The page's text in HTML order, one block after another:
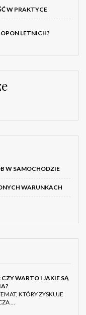
W PRAKTYCE
LETNICH?
W SAMOCHODZIE
WARUNKACH
WARTO I JAKIE SĄ
KTÓRY ZYSKUJE
…